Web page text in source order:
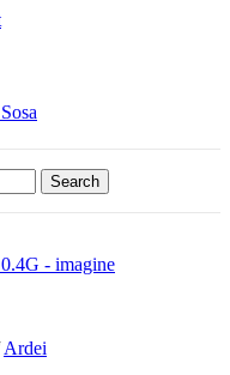
Search
Ardei